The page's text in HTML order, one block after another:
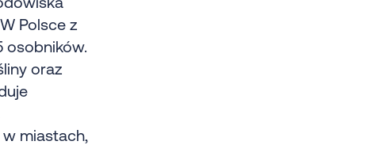
Polsce z
osobników.
oraz
miastach,